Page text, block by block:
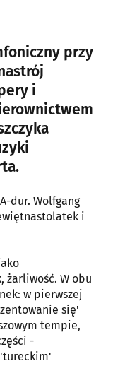
przy
i
dur. Wolfgang
i
żarliwość. W obu
w pierwszej
się'
tempie,
-
'tureckim'